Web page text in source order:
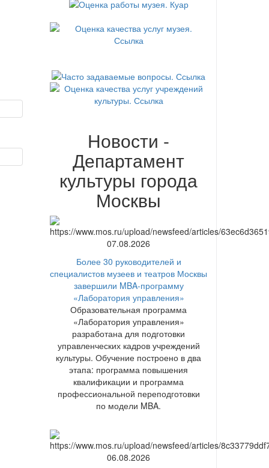
Новости -
Департамент
культуры города
Москвы
07.08.2026
Более 30 руководителей и
специалистов музеев и театров Москвы
завершили MBA-программу
«Лаборатория управления»
Образовательная программа
«Лаборатория управления»
разработана для подготовки
управленческих кадров учреждений
культуры. Обучение построено в два
этапа: программа повышения
квалификации и программа
профессиональной переподготовки
по модели MBA.
06.08.2026